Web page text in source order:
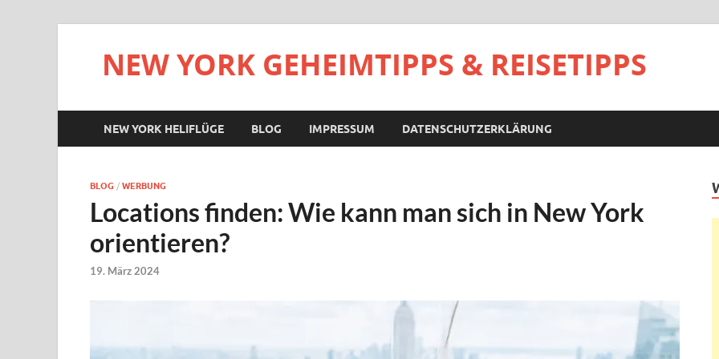
NEW YORK GEHEIMTIPPS & REISETIPPS
NEW YORK HELIFLÜGE BLOG IMPRESSUM DATENSCHUTZERKLÄRUNG
BLOG / WERBUNG
Locations finden: Wie kann man sich in New York
orientieren?
19. März 2024